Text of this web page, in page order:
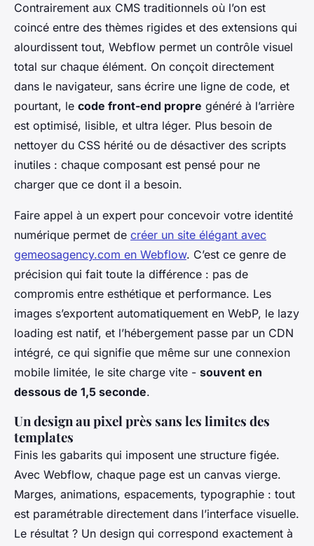
Contrairement aux CMS traditionnels où l’on est
coincé entre des thèmes rigides et des extensions qui
alourdissent tout, Webflow permet un contrôle visuel
total sur chaque élément. On conçoit directement
dans le navigateur, sans écrire une ligne de code, et
pourtant, le code front-end propre généré à l’arrière
est optimisé, lisible, et ultra léger. Plus besoin de
nettoyer du CSS hérité ou de désactiver des scripts
inutiles : chaque composant est pensé pour ne
charger que ce dont il a besoin.
Faire appel à un expert pour concevoir votre identité
numérique permet de créer un site élégant avec
gemeosagency.com en Webflow. C’est ce genre de
précision qui fait toute la différence : pas de
compromis entre esthétique et performance. Les
images s’exportent automatiquement en WebP, le lazy
loading est natif, et l’hébergement passe par un CDN
intégré, ce qui signifie que même sur une connexion
mobile limitée, le site charge vite - souvent en
dessous de 1,5 seconde.
Un design au pixel près sans les limites des
templates
Finis les gabarits qui imposent une structure figée.
Avec Webflow, chaque page est un canvas vierge.
Marges, animations, espacements, typographie : tout
est paramétrable directement dans l’interface visuelle.
Le résultat ? Un design qui correspond exactement à